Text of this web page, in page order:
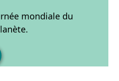
mondiale du